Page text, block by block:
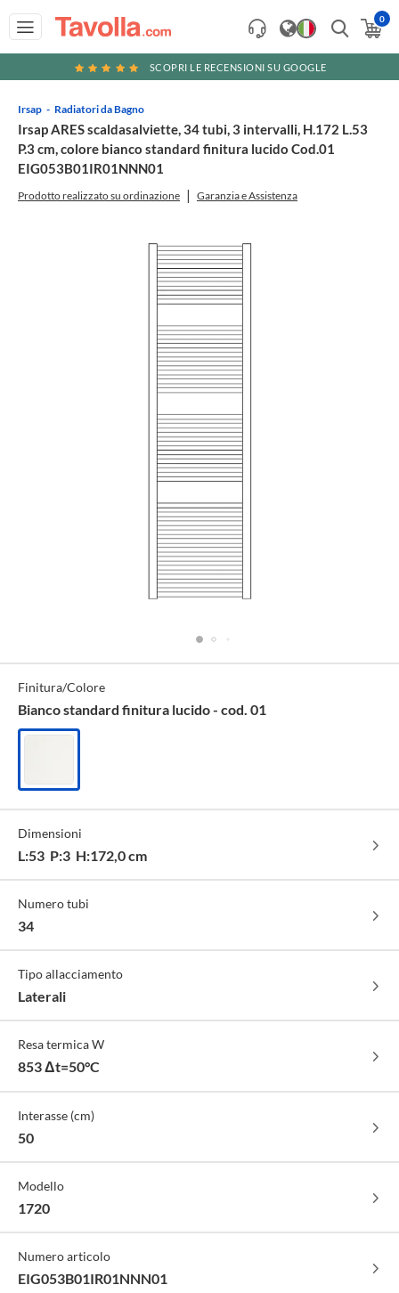
0
SCOPRI LE RECENSIONI SU GOOGLE
Irsap Radiatori da Bagno
Irsap ARES scaldasalviette, 34 tubi, 3 intervalli, H.172 L.53
P.3 cm, colore bianco standard finitura lucido Cod.01
EIG053B01IR01NNN01
Prodotto realizzato su ordinazione Garanzia e Assistenza
Specifiche
Tecniche
Finitura/Colore
Bianco standard finitura lucido - cod. 01
Bianco
standard
lucido
-
01
Dimensioni
L:53 P:3 H:172,0 cm
Numero tubi
34
Tipo allacciamento
Laterali
Resa termica W
853 Δt=50°C
Interasse (cm)
50
Modello
1720
Numero articolo
EIG053B01IR01NNN01